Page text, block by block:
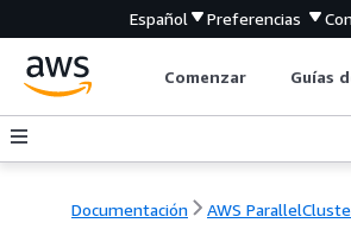
Español Preferencias
Comenzar Guías
Documentación AWS